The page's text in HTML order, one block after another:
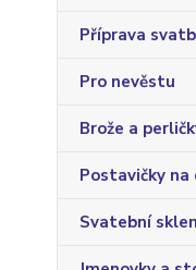
Příprava
Pro nevěstu
Brože a
Postavičky
Svatební